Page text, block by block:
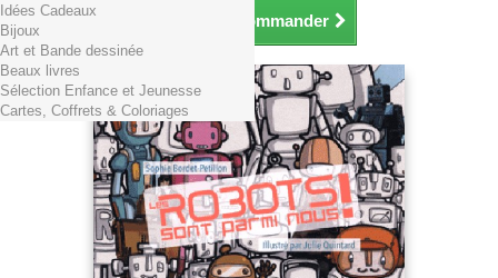
Continuer mes achats Commander
Idées Cadeaux
Bijoux
Art et Bande dessinée
Beaux livres
Sélection Enfance et Jeunesse
Cartes, Coffrets & Coloriages